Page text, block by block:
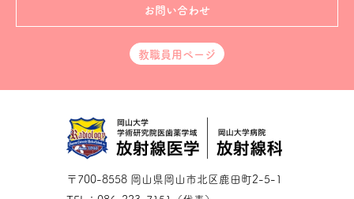
〒700-8558 岡山県岡山市北区鹿田町2-5-1
お問い合わせ
教職員用ページ